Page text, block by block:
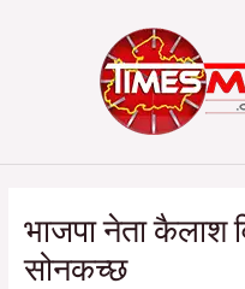
भाजपा नेता कैलाश
सोनकच्छ
navigation